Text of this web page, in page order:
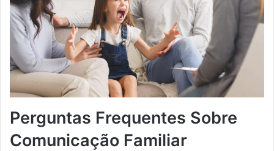
Perguntas Frequentes Sobre
Comunicação Familiar